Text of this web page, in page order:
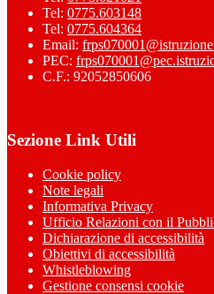
Tel: 0775.603148
Tel: 0775.604364
Email:
PEC:
C.F.: 92052850606
Sezione Link Utili
Cookie policy
Note legali
Informativa Privacy
Ufficio Relazioni con il
Dichiarazione di accessibilità
Obiettivi di accessibilità
Whistleblowing
Gestione consensi cookie